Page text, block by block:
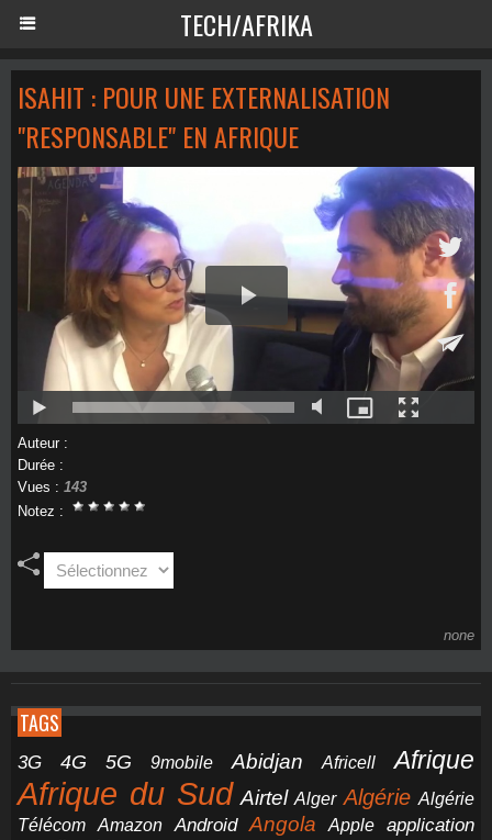
TECH/AFRIKA
ISAHIT : POUR UNE EXTERNALISATION
"RESPONSABLE" EN AFRIQUE
Auteur :
Durée :
Vues : 143
Notez :
none
TAGS
3G 4G 5G 9mobile Abidjan Africell Afrique
Afrique du Sud Airtel Alger Algérie Algérie
Télécom
Amazon Android Angola Apple application